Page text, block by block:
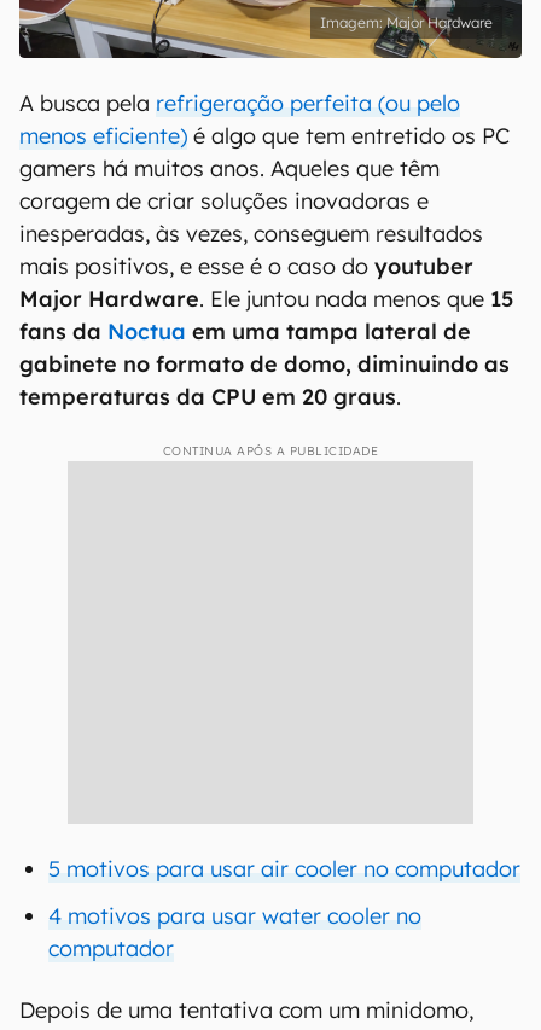
Major Hardware
A busca pela refrigeração perfeita (ou pelo
menos eficiente) é algo que tem entretido os PC
gamers há muitos anos. Aqueles que têm
coragem de criar soluções inovadoras e
inesperadas, às vezes, conseguem resultados
mais positivos, e esse é o caso do youtuber
Major Hardware. Ele juntou nada menos que 15
fans da Noctua em uma tampa lateral de
gabinete no formato de domo, diminuindo as
temperaturas da CPU em 20 graus.
CONTINUA APÓS A PUBLICIDADE
5 motivos para usar air cooler no computador
4 motivos para usar water cooler no
computador
Depois de uma tentativa com um minidomo,